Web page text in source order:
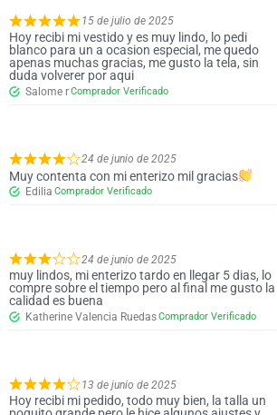
15 de julio de 2025
Hoy recibi mi vestido y es muy lindo, lo pedi
blanco para un a ocasion especial, me quedo
apenas muchas gracias, me gusto la tela, sin
duda volverer por aqui
Salome r
24 de junio de 2025
Muy contenta con mi enterizo mil gracias
Edilia
24 de junio de 2025
muy lindos, mi enterizo tardo en llegar 5 dias, lo
compre sobre el tiempo pero al final me gusto la
calidad es buena
Katherine Valencia Ruedas
13 de junio de 2025
Hoy recibi mi pedido, todo muy bien, la talla un